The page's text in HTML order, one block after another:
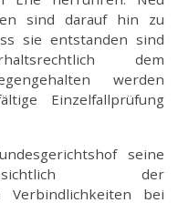
sind darauf hin zu
sie entstanden sind
dem
werden
Einzelfallprüfung
seine
der
Verbindlichkeiten bei